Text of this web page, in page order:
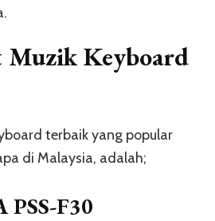
Muzik Keyboard
terbaik yang popular
di Malaysia, adalah;
F30